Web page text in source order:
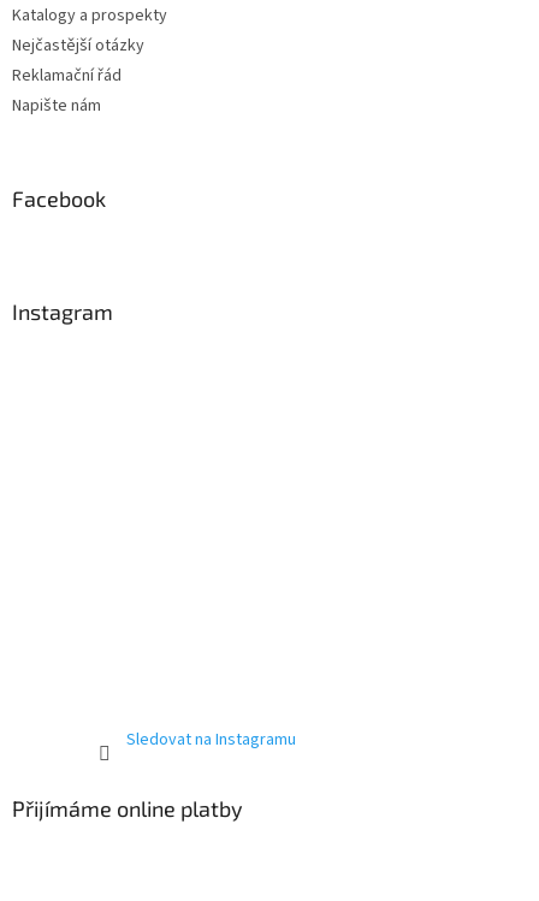
Katalogy a prospekty
Nejčastější otázky
Reklamační řád
Napište nám
Facebook
Instagram
Sledovat na Instagramu
Přijímáme online platby